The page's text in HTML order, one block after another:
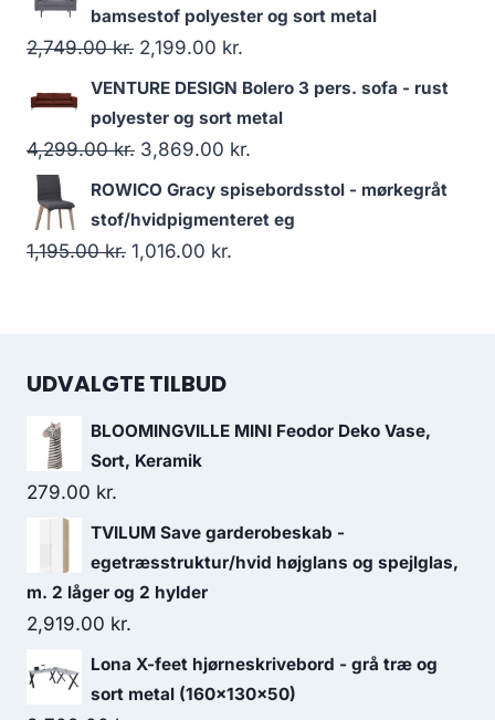
bamsestof polyester og sort metal
2,749.00kr. 2,199.00 kr.
VENTURE DESIGN Bolero 3 pers. sofa - rust
polyester og sort metal
4,299.00kr. 3,869.00 kr.
ROWICO Gracy spisebordsstol - mørkegråt
stof/hvidpigmenteret eg
1,195.00kr. 1,016.00 kr.
UDVALGTE TILBUD
BLOOMINGVILLE MINI Feodor Deko Vase,
Sort, Keramik
279.00 kr.
TVILUM Save garderobeskab -
egetræsstruktur/hvid højglans og spejlglas,
m. 2 låger og 2 hylder
2,919.00 kr.
Lona X-feet hjørneskrivebord - grå træ og
sort metal (160x130x50)